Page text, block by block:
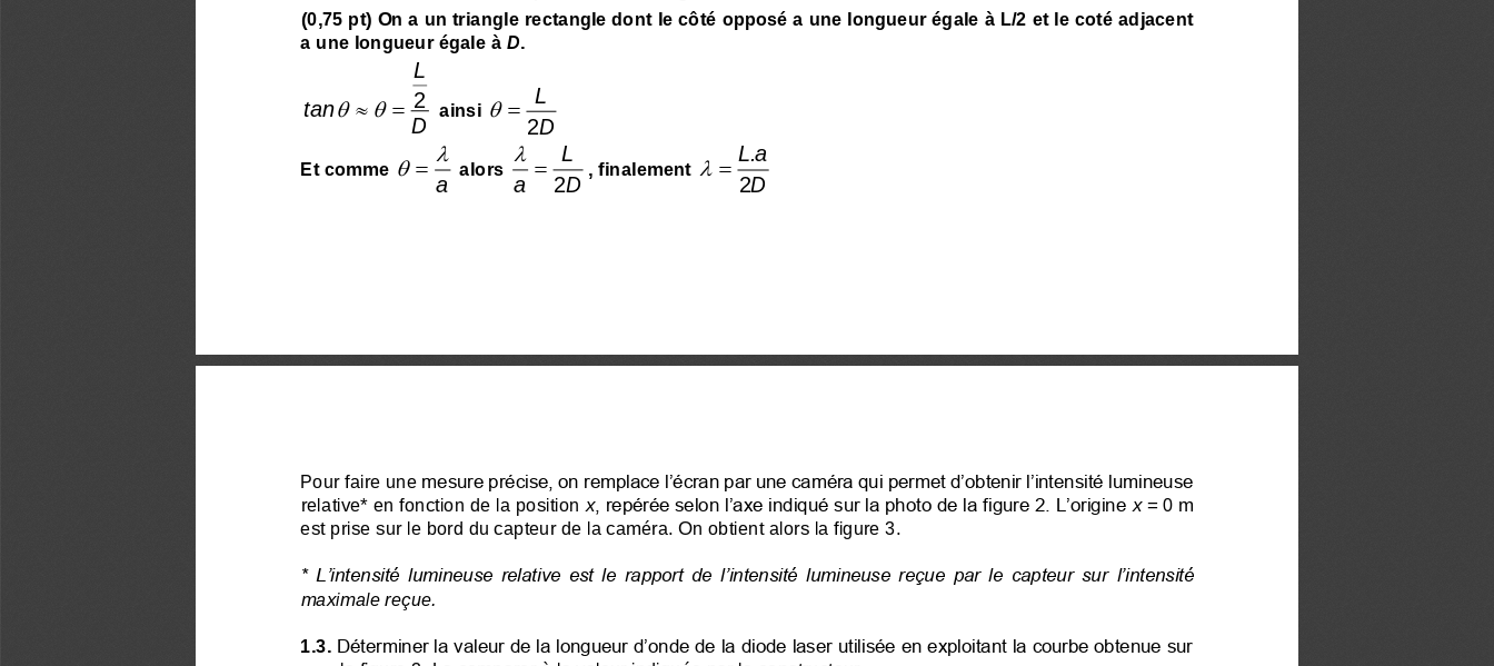
(0,75 pt) On a un triangle rectangle dont le côté opposé a une longueur égale à L/2 et le coté adjacent
a une longueur égale à D
2
L
tan
D
=
 ainsi
2
L
D
 =
Et comme
a

 = alors
2
L
aD

= , finalement
2
L.a
D
 =
Pour faire une mesure précise, on remplace l’écran par une caméra qui permet d’obtenir l’intensité lumineuse
relative* en fonction de la position x, repérée selon l’axe indiqué sur la photo de la figure 2. L’origine x = 0 m
est prise sur le bord du capteur de la caméra. On obtient alors la figure 3.
* L’intensité lumineuse relative est le rapport de l’intensité lumineuse reçue par le capteur sur l’intensité
maximale reçue.
1.3. Déterminer la valeur de la longueur d’onde de la diode laser utilisée en exploitant la courbe obtenue sur